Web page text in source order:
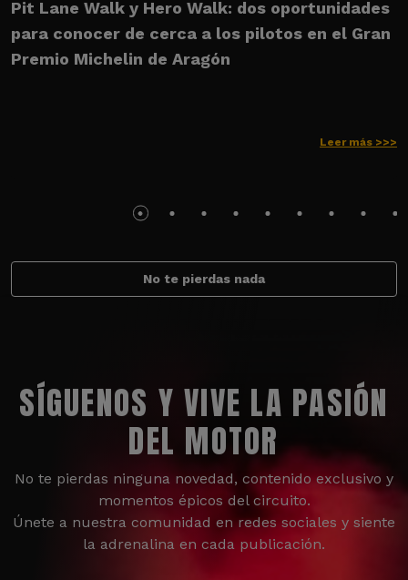
Pit Lane Walk y Hero Walk: dos oportunidades
para conocer de cerca a los pilotos en el Gran
Premio Michelin de Aragón
Leer más >>>
No te pierdas nada
SÍGUENOS Y VIVE LA PASIÓN
DEL MOTOR
No te pierdas ninguna novedad, contenido exclusivo y
momentos épicos del circuito.
Únete a nuestra comunidad en redes sociales y siente
la adrenalina en cada publicación.